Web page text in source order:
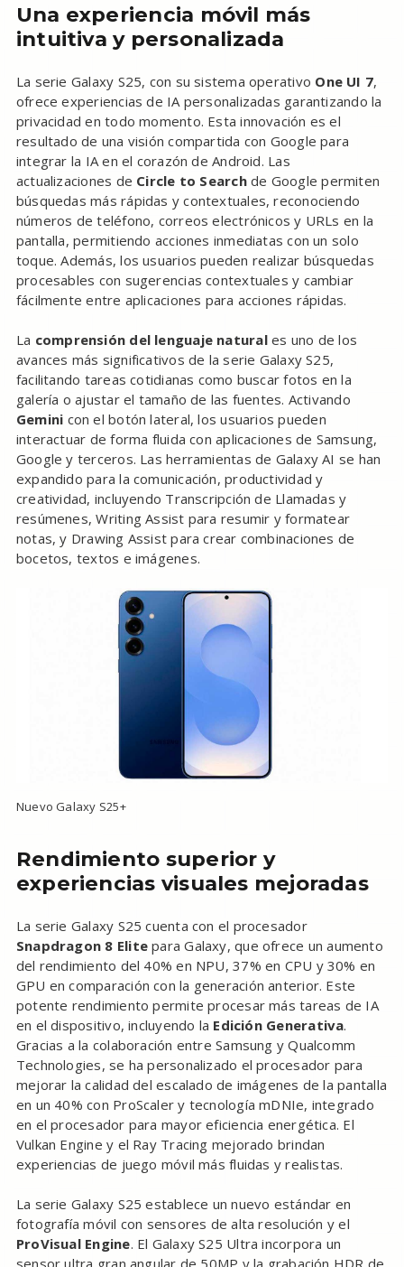
Una experiencia móvil más
intuitiva y personalizada
La serie Galaxy S25, con su sistema operativo One UI 7,
ofrece experiencias de IA personalizadas garantizando la
privacidad en todo momento. Esta innovación es el
resultado de una visión compartida con Google para
integrar la IA en el corazón de Android. Las
actualizaciones de Circle to Searchde Google permiten
búsquedas más rápidas y contextuales, reconociendo
números de teléfono, correos electrónicos y URLs en la
pantalla, permitiendo acciones inmediatas con un solo
toque. Además, los usuarios pueden realizar búsquedas
procesables con sugerencias contextuales y cambiar
fácilmente entre aplicaciones para acciones rápidas.
La comprensión del lenguaje naturales uno de los
avances más significativos de la serie Galaxy S25,
facilitando tareas cotidianas como buscar fotos en la
galería o ajustar el tamaño de las fuentes. Activando
Gemini con el botón lateral, los usuarios pueden
interactuar de forma fluida con aplicaciones de Samsung,
Google y terceros. Las herramientas de Galaxy AI se han
expandido para la comunicación, productividad y
creatividad, incluyendo Transcripción de Llamadas y
resúmenes, Writing Assist para resumir y formatear
notas, y Drawing Assist para crear combinaciones de
bocetos, textos e imágenes.
Nuevo Galaxy S25+
Rendimiento superior y
experiencias visuales mejoradas
La serie Galaxy S25 cuenta con el procesador
Snapdragon 8 Elitepara Galaxy, que ofrece un aumento
del rendimiento del 40% en NPU, 37% en CPU y 30% en
GPU en comparación con la generación anterior. Este
potente rendimiento permite procesar más tareas de IA
en el dispositivo, incluyendo la Edición Generativa.
Gracias a la colaboración entre Samsung y Qualcomm
Technologies, se ha personalizado el procesador para
mejorar la calidad del escalado de imágenes de la pantalla
en un 40% con ProScaler y tecnología mDNIe, integrado
en el procesador para mayor eficiencia energética. El
Vulkan Engine y el Ray Tracing mejorado brindan
experiencias de juego móvil más fluidas y realistas.
La serie Galaxy S25 establece un nuevo estándar en
fotografía móvil con sensores de alta resolución y el
ProVisual Engine. El Galaxy S25 Ultra incorpora un
sensor ultra gran angular de 50MP y la grabación HDR de